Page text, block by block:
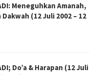
Meneguhkan Amanah,
(12 Juli 2002 – 12
Do’a & Harapan (12 Juli